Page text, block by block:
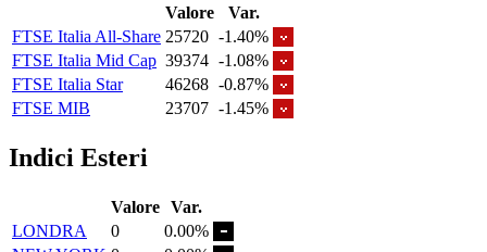
Valore
Var.
FTSE Italia All-Share 25720 -1.40%
FTSE Italia Mid Cap 39374 -1.08%
FTSE Italia Star
46268 -0.87%
FTSE MIB
23707 -1.45%
Indici Esteri
Valore Var.
LONDRA
0
0.00%